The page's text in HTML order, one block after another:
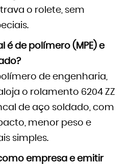
o rolete, sem
é de polímero (MPE) e
de engenharia,
o rolamento 6204 ZZ
de aço soldado, com
menor peso e
simples.
empresa e emitir